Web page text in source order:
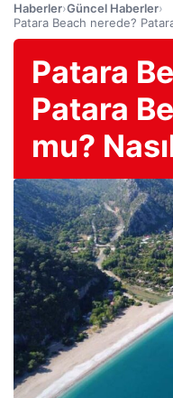
Haberler›Güncel Haberler›
Patara Beach nerede?
Patara
Patara
mu?